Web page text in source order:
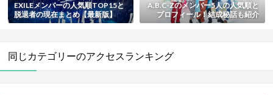
EXILEメンバーの人気順TOP15と
脱退者の現在まとめ【最新版】
A.B.C-Zのメンバー5人の人気順と
プロフィール！結成秘話も紹介
【最新版】
同じカテゴリーのアクセスランキング